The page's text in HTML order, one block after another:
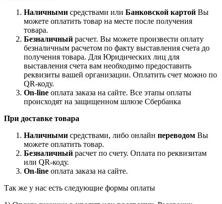
Наличными средствами или Банковской картой Вы
можете оплатить товар на месте после получения
товара.
Безналичный расчет. Вы можете произвести оплату
безналичным расчетом по факту выставления счета до
получения товара. Для Юридических лиц для
выставления счета вам необходимо предоставить
реквизиты вашей организации. Оплатить счет можно по
QR-коду.
On-line оплата заказа на сайте. Все этапы оплаты
происходят на защищенном шлюзе Сбербанка
При доставке товара
Наличными средствами, либо онлайн переводом Вы
можете оплатить товар.
Безналичный расчет по счету. Оплата по реквизитам
или QR-коду.
On-line оплата заказа на сайте.
Так же у нас есть следующие формы оплаты